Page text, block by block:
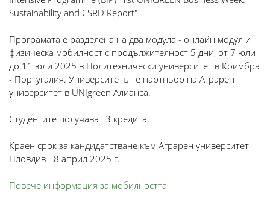
Sustainability and CSRD Report"
Програмата е разделена на два модула - онлайн модул и
физическа мобилност с продължителност 5 дни, от 7 юли
до 11 юли 2025 в Политехнически университет в Коимбра
- Португалия. Университетът е партньор на Аграрен
университет в UNIgreen Алианса.
Студентите получават 3 кредита.
Краен срок за кандидатстване към Аграрен университет -
Пловдив - 8 април 2025 г.
Повече информация за мобилността